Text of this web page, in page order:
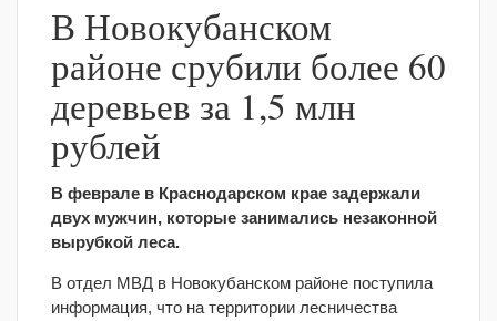
В Новокубанском
районе срубили более 60
деревьев за 1,5 млн
рублей
В феврале в Краснодарском крае задержали
двух мужчин, которые занимались незаконной
вырубкой леса.
В отдел МВД в Новокубанском районе поступила
информация, что на территории лесничества